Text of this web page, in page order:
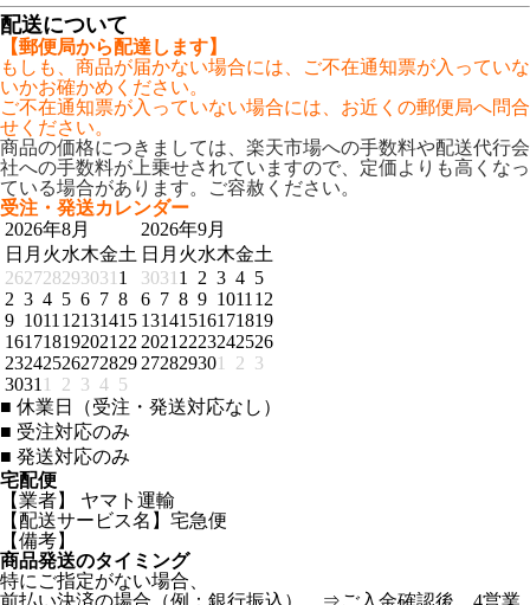
配送について
【郵便局から配達します】
もしも、商品が届かない場合には、ご不在通知票が入っていな
いかお確かめください。
ご不在通知票が入っていない場合には、お近くの郵便局へ問合
せください。
商品の価格につきましては、楽天市場への手数料や配送代行会
社への手数料が上乗せされていますので、定価よりも高くなっ
ている場合があります。ご容赦ください。
受注・発送カレンダー
2026年8月
日 月 火水木金土
262728293031 1
2 3 4 5 6 7 8
9 1011 12131415
161718192021 22
23242526272829
3031 1 2 3 4 5
2026年9月
日 月 火水木金土
3031 1 2 3 4 5
6 7 8 9 1011 12
13141516171819
2021 2223242526
272829301 2 3
■ 休業日（受注・発送対応なし）
■ 受注対応のみ
■ 発送対応のみ
宅配便
【業者】 ヤマト運輸
【配送サービス名】宅急便
【備考】
商品発送のタイミング
特にご指定がない場合、